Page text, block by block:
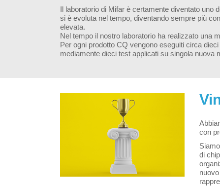
Il laboratorio di Mifar è certamente diventato uno
si è evoluta nel tempo, diventando sempre più
elevata.
Nel tempo il nostro laboratorio ha realizzato una
Per ogni prodotto CQ vengono eseguiti circa
mediamente dieci test applicati su singola nuova
con
di